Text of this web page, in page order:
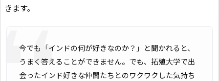
きます。
今でも「インドの何が好きなのか？」と聞かれると、
うまく答えることができません。でも、拓殖大学で出
会ったインド好きな仲間たちとのワクワクした気持ち